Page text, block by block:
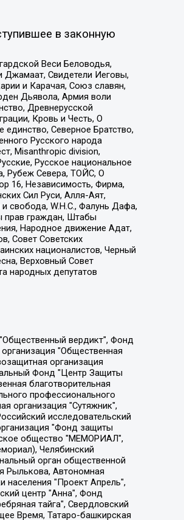
в законную
Веси Беловодья,
Джамаат, Свидетели Иеговы,
и Карачая, Союз славян,
Дьявола, Армия воли
Древнерусской
Кровь и Честь, О
Северное Братство,
Русского народа
Misanthropic division,
Русское национальное
Рубеж Севера, ТОЙС, О
16, Независимость, Фирма,
Сил Руси, Алля-Аят,
свобода, W.H.С., Фалунь Дафа,
прав граждан, Штабы
Народное движение Адат,
Совет Советских
националистов, Черный
Верховный Совет
народных депутатов
Андрей Викторович, Дзугкоева Регина Николаевна, Доброхотов Роман Александрович, Дудь Юрий Александрович, Елкин Сергей Владимирович, Кругликов Кирилл Игоревич, Сабунаева Мария Леонидовна, Семенов Алексей Владимирович, Шаинян Карен Багратович, Шульман Екатерина Михайловна, Асафьев Артур Валерьевич, Вахштайн Виктор Семенович, Венедиктов Алексей Алексеевич, Лушникова Екатерина Евгеньевна, Волков Леонид Михайлович, Невзоров Александр Глебович, Пархоменко Сергей Борисович, Сироткин Ярослав Николаевич, Кара-Мурза Владимир Владимирович, Баранова Наталья Владимировна, Гозман Леонид Яковлевич, Кагарлицкий Борис Юльевич, Климарев Михаил Валерьевич, Милов Владимир Станиславович, Автономная некоммерческая организация Краснодарский центр современного искусства "Типография", Моргенштерн Алишер Тагирович, Соболь Любовь Эдуардовна, Общество с ограниченной ответственностью "ЛИЗА НОРМ", Каспаров Гарри Кимович, Ходорковский Михаил Борисович, Общество с ограниченной ответственностью "Апрельские тезисы", Данилович Ирина Брониславовна, Кашин Олег Владимирович, Петров Николай Владимирович, Пивоваров Алексей Владимирович, Соколов Михаил Владимирович, Цветкова Юлия Владимировна, Чичваркин Евгений Александрович, Комитет против пыток/Команда против пыток, Общество с ограниченной ответственностью "Первый научный", Общество с ограниченной ответственностью "Вертолет и ко", Белоцерковская Вероника Борисовна, Кац Максим Евгеньевич, Лазарева Татьяна Юрьевна, Шаведдинов Руслан Табризович, Яшин Илья Валерьевич, Общество с ограниченной ответственностью "Иноагент ААВ", Алешковский Дмитрий Петрович, Альбац Евгения Марковна, Быков Дмитрий Львович, Галямина Юлия Евгеньевна, Лойко Сергей Леонидович, Мартынов Кирилл Константинович, Медведев Сергей Александрович, Крашенинников Федор Геннадиевич, Гордеева Катерина Вл